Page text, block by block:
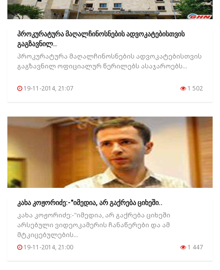
პროკურატურა მაღალჩინოსნების ადვოკატებისთვის
გაგზავნილ..
პროკურატურა მაღალჩინოსნების ადვოკატებისთვის
გაგზავნილ ოფიციალურ წერილებს ასაჯაროებს...
19-11-2014, 21:07 1 502
კახა კოჟორიძე:-"იმედია, არ გაქრება ციხეში..
კახა კოჟორიძე:-"იმედია, არ გაქრება ციხეში
არსებული ვიდეოკამერის ჩანაწერები და ამ
მტკიცებულების...
19-11-2014, 21:00 1 447